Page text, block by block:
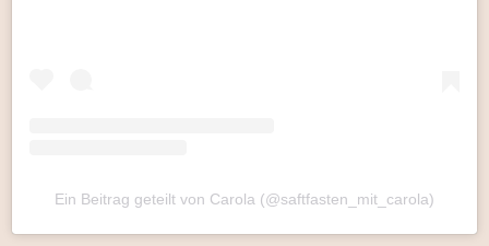
Ein Beitrag geteilt von Carola (@saftfasten_mit_carola)